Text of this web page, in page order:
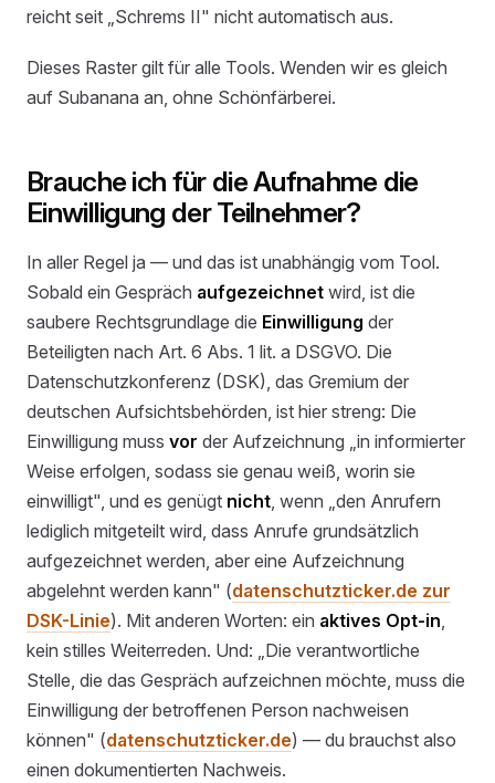
reicht seit „Schrems II" nicht automatisch aus.
Dieses Raster gilt für alle Tools. Wenden wir es gleich
auf Subanana an, ohne Schönfärberei.
Brauche ich für die Aufnahme die
Einwilligung der Teilnehmer?
In aller Regel ja — und das ist unabhängig vom Tool.
Sobald ein Gespräch aufgezeichnet wird, ist die
saubere Rechtsgrundlage die Einwilligung der
Beteiligten nach Art. 6 Abs. 1 lit. a DSGVO. Die
Datenschutzkonferenz (DSK), das Gremium der
deutschen Aufsichtsbehörden, ist hier streng: Die
Einwilligung muss vor der Aufzeichnung „in informierter
Weise erfolgen, sodass sie genau weiß, worin sie
einwilligt", und es genügt nicht, wenn „den Anrufern
lediglich mitgeteilt wird, dass Anrufe grundsätzlich
aufgezeichnet werden, aber eine Aufzeichnung
abgelehnt werden kann" (datenschutzticker.de zur
DSK-Linie). Mit anderen Worten: ein aktives Opt-in,
kein stilles Weiterreden. Und: „Die verantwortliche
Stelle, die das Gespräch aufzeichnen möchte, muss die
Einwilligung der betroffenen Person nachweisen
können" (datenschutzticker.de) — du brauchst also
einen dokumentierten Nachweis.